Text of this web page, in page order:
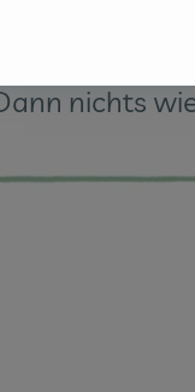
nichts